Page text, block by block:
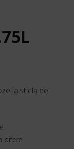
la sticla de
difere.